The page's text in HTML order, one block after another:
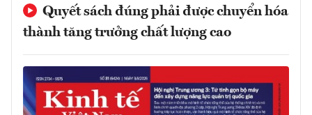
Quyết sách đúng phải được chuyển hóa
thành tăng trưởng chất lượng cao